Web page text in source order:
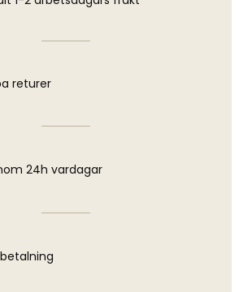
returer
24h vardagar